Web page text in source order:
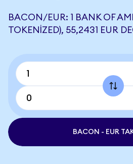
BACON/EUR: 1 BANK OF
TOKENIZED), 55,2431 EUR
BACON - EUR